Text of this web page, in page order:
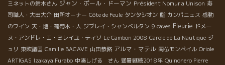
ミネットの鈴木さん ジャン・ポール・ドーマン Président Nomura Unison 寿
司職人・大田大介 田所オーナー Côte de Feule タンタシオン 鮨 カンパニェス 感動
のワイン 天・地・葡萄木・人 ジブレイ・シャンベルタン 9 caves Fleurie ドメー
ヌ・アンドレ・エ・ミレイユ・ティソ Le Cambon 2008 Carole de La Nautique ジ
ュリ 東欧諸国 Camille BACAVE 山田恭路 アルマ・マテル 南仏モンペイル Oriole
ARTIGAS Izakaya Furabo 中湊しげる さん 猛暑継続2018年 Quinonero Pierre